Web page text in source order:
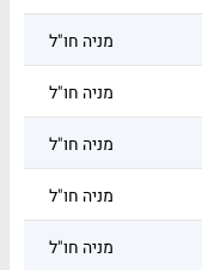
מניה חו"ל
מניה חו"ל
מניה חו"ל
מניה חו"ל
מניה חו"ל